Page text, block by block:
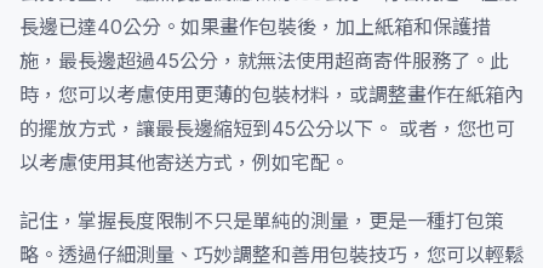
長邊已達40公分。如果畫作包裝後，加上紙箱和保護措
施，最長邊超過45公分，就無法使用超商寄件服務了。此
時，您可以考慮使用更薄的包裝材料，或調整畫作在紙箱內
的擺放方式，讓最長邊縮短到45公分以下。 或者，您也可
以考慮使用其他寄送方式，例如宅配。
記住，掌握長度限制不只是單純的測量，更是一種打包策
略。透過仔細測量、巧妙調整和善用包裝技巧，您可以輕鬆